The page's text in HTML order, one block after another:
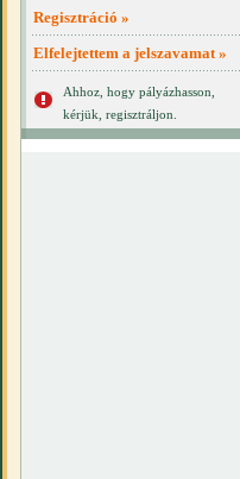
Regisztráció »
Elfelejtettem a jelszavamat »
Ahhoz, hogy pályázhasson,
kérjük, regisztráljon.